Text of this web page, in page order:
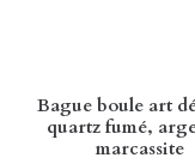
Bague boule art
quartz fumé,
marcassite